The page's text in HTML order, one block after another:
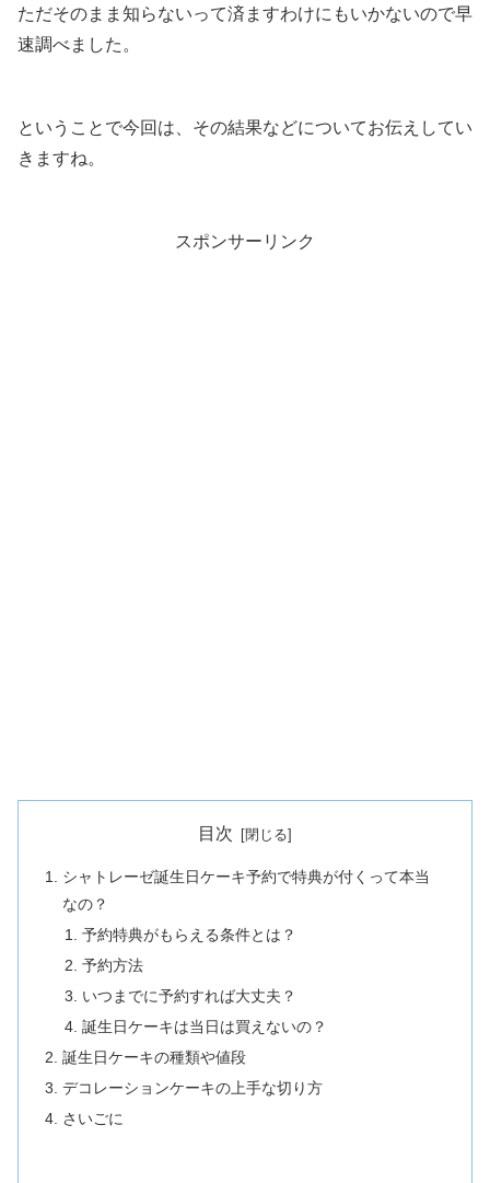
ただそのまま知らないって済ますわけにもいかないので早
速調べました。
ということで今回は、その結果などについてお伝えしてい
きますね。
スポンサーリンク
目次
シャトレーゼ誕生日ケーキ予約で特典が付くって本当
なの？
予約特典がもらえる条件とは？
予約方法
いつまでに予約すれば大丈夫？
誕生日ケーキは当日は買えないの？
誕生日ケーキの種類や値段
デコレーションケーキの上手な切り方
さいごに